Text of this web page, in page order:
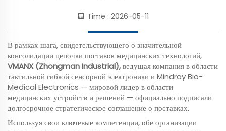
Time : 2026-05-11
В рамках шага, свидетельствующего о значительной
консолидации цепочки поставок медицинских технологий,
VMANX (Zhongman Industrial),ведущая компания в области
тактильной гибкой сенсорной электроники и Mindray Bio-
Medical Electronics — мировой лидер в области
медицинских устройств и решений — официально подписали
долгосрочное стратегическое соглашение о поставках.
Используя свои ключевые компетенции, обе организации